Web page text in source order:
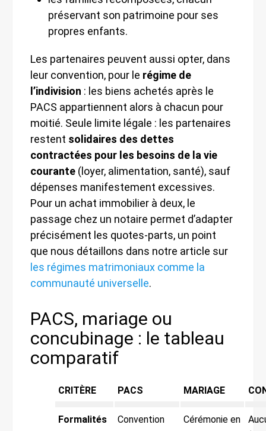
préservant son patrimoine pour ses
propres enfants.
Les partenaires peuvent aussi opter, dans
leur convention, pour le régime de
l’indivision : les biens achetés après le
PACS appartiennent alors à chacun pour
moitié. Seule limite légale : les partenaires
restent solidaires des dettes
contractées pour les besoins de la vie
courante (loyer, alimentation, santé), sauf
dépenses manifestement excessives.
Pour un achat immobilier à deux, le
passage chez un notaire permet d’adapter
précisément les quotes-parts, un point
que nous détaillons dans notre article sur
les régimes matrimoniaux comme la
communauté universelle.
PACS, mariage ou
concubinage : le tableau
comparatif
CRITÈRE PACS MARIAGE
Formalités
Convention
Cérémonie en